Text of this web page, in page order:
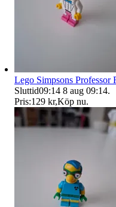
Lego Simpsons
Sluttid09:14 8 aug 09:14.
Pris:129 kr,Köp nu.